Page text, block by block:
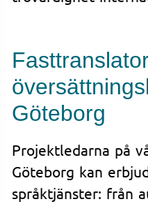
Göteborg
Projektledarna på
Göteborg kan
språktjänster: från